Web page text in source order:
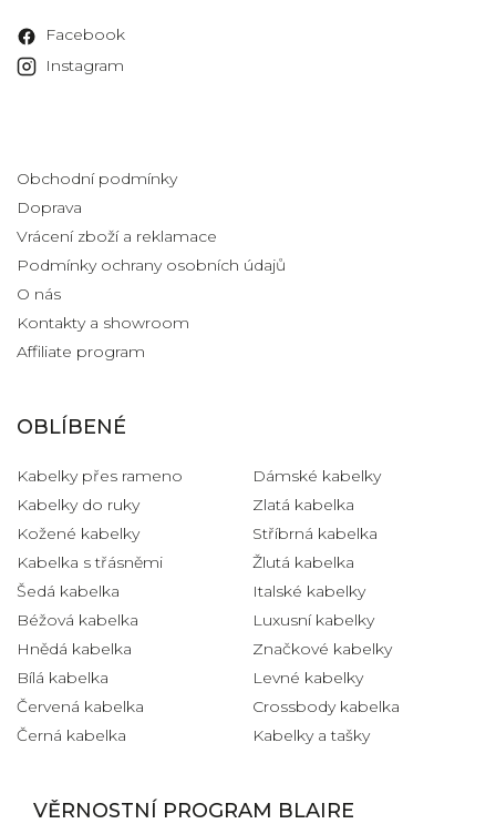
Facebook
Instagram
Obchodní podmínky
Doprava
Vrácení zboží a reklamace
Podmínky ochrany osobních údajů
O nás
Kontakty a showroom
Affiliate program
OBLÍBENÉ
Kabelky přes rameno
Kabelky do ruky
Kožené kabelky
Kabelka s třásněmi
Šedá kabelka
Béžová kabelka
Hnědá kabelka
Bílá kabelka
Červená kabelka
Černá kabelka
Dámské kabelky
Zlatá kabelka
Stříbrná kabelka
Žlutá kabelka
Italské kabelky
Luxusní kabelky
Značkové kabelky
Levné kabelky
Crossbody kabelka
Kabelky a tašky
VĚRNOSTNÍ PROGRAM BLAIRE